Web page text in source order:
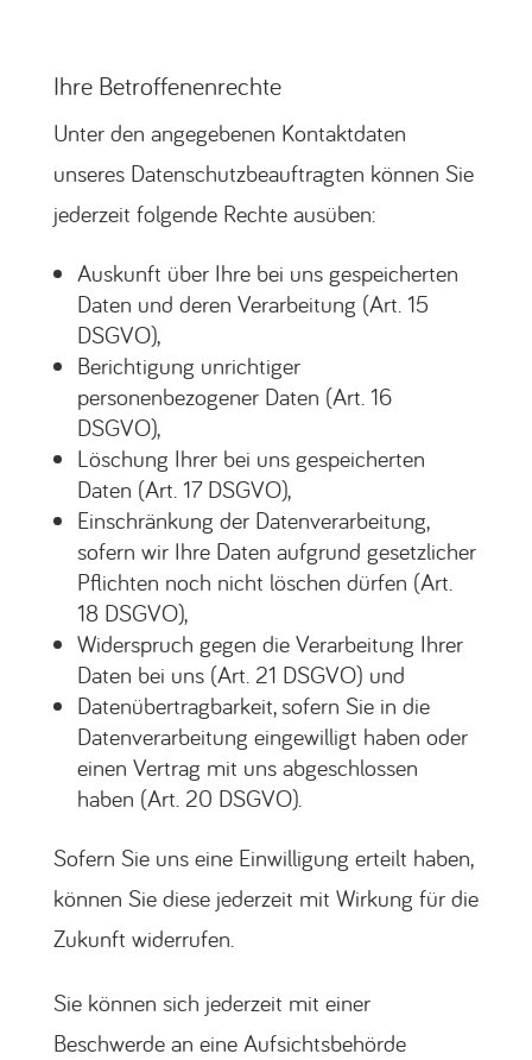
Ihre Betroffenenrechte
Unter den angegebenen Kontaktdaten
unseres Datenschutzbeauftragten können Sie
jederzeit folgende Rechte ausüben:
Auskunft über Ihre bei uns gespeicherten
Daten und deren Verarbeitung (Art. 15
DSGVO),
Berichtigung unrichtiger
personenbezogener Daten (Art. 16
DSGVO),
Löschung Ihrer bei uns gespeicherten
Daten (Art. 17 DSGVO),
Einschränkung der Datenverarbeitung,
sofern wir Ihre Daten aufgrund gesetzlicher
Pflichten noch nicht löschen dürfen (Art.
18 DSGVO),
Widerspruch gegen die Verarbeitung Ihrer
Daten bei uns (Art. 21 DSGVO) und
Datenübertragbarkeit, sofern Sie in die
Datenverarbeitung eingewilligt haben oder
einen Vertrag mit uns abgeschlossen
haben (Art. 20 DSGVO).
Sofern Sie uns eine Einwilligung erteilt haben,
können Sie diese jederzeit mit Wirkung für die
Zukunft widerrufen.
Sie können sich jederzeit mit einer
Beschwerde an eine Aufsichtsbehörde